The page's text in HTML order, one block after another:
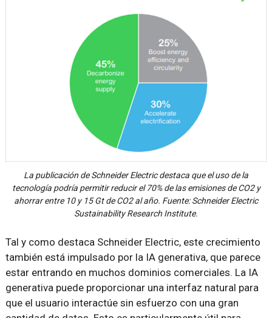
La publicación de Schneider Electric destaca que el uso de la
tecnología podría permitir reducir el 70% de las emisiones de CO2 y
ahorrar entre 10 y 15 Gt de CO2 al año. Fuente: Schneider Electric
Sustainability Research Institute.
Tal y como destaca Schneider Electric, este crecimiento
también está impulsado por la IA generativa, que parece
estar entrando en muchos dominios comerciales. La IA
generativa puede proporcionar una interfaz natural para
que el usuario interactúe sin esfuerzo con una gran